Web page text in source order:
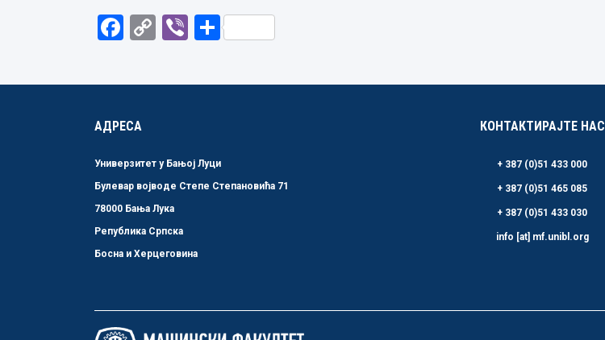
Facebook
CopyViberShare
АДРЕСА
Универзитет у Бањој Луци
Булевар војводе Степе Степановића 71
78000 Бања Лука
Република Српска
Босна и Херцеговина
КОНТАКТИРАЈТЕ НАС
+ 387 (0)51 433 000
+ 387 (0)51 465 085
+ 387 (0)51 433 030
info [at] mf.unibl.org